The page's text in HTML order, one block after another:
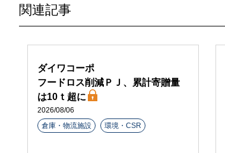
関連記事
ダイワコーポ
フードロス削減ＰＪ、累計寄贈量
は10ｔ超に
2026/08/06
倉庫・物流施設
環境・CSR